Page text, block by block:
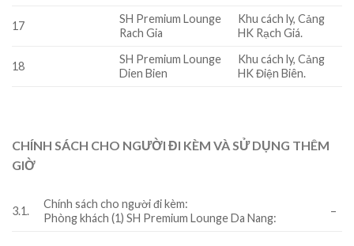
17
SH Premium Lounge
Rach Gia
Khu cách ly, Cảng
HK Rạch Giá.
18
SH Premium Lounge
Dien Bien
Khu cách ly, Cảng
HK Điện Biên.
CHÍNH SÁCH CHO NGƯỜI ĐI KÈM VÀ SỬ DỤNG THÊM
GIỜ
3.1.
Chính sách cho người đi kèm:
Phòng khách (1) SH Premium Lounge Da Nang:
–